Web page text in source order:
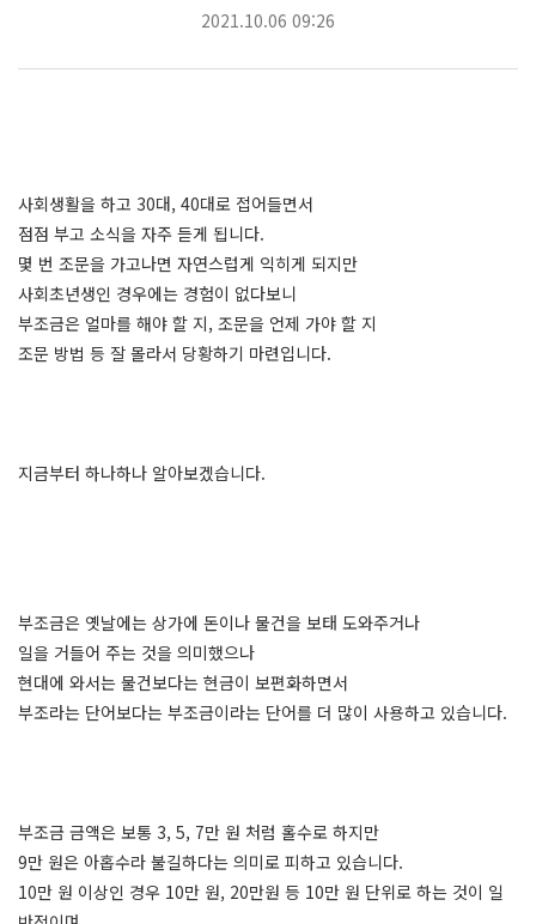
2021.10.06 09:26
사회생활을 하고 30대, 40대로 접어들면서
점점 부고 소식을 자주 듣게 됩니다.
몇 번 조문을 가고나면 자연스럽게 익히게 되지만
사회초년생인 경우에는 경험이 없다보니
부조금은 얼마를 해야 할 지, 조문을 언제 가야 할 지
조문 방법 등 잘 몰라서 당황하기 마련입니다.
지금부터 하나하나 알아보겠습니다.
부조금은 옛날에는 상가에 돈이나 물건을 보태 도와주거나
일을 거들어 주는 것을 의미했으나
현대에 와서는 물건보다는 현금이 보편화하면서
부조라는 단어보다는 부조금이라는 단어를 더 많이 사용하고 있습니다.
부조금 금액은 보통 3, 5, 7만 원 처럼 홀수로 하지만
9만 원은 아홉수라 불길하다는 의미로 피하고 있습니다.
10만 원 이상인 경우 10만 원, 20만원 등 10만 원 단위로 하는 것이 일